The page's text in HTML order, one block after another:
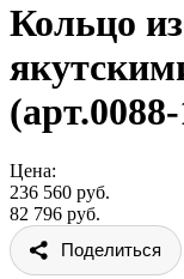
Кольцо
Цена:
236 560 руб.
82 796 руб.
Поделиться